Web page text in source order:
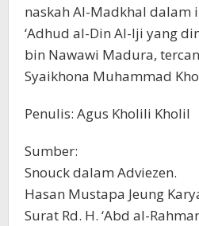
naskah Al-Madkhal dalam
‘Adhud al-Din Al-Iji yang
bin Nawawi Madura,
Syaikhona Muhammad
Penulis: Agus Kholili Kholil
Sumber:
Snouck dalam Adviezen.
Hasan Mustapa Jeung
Surat Rd. H. ‘Abd al-